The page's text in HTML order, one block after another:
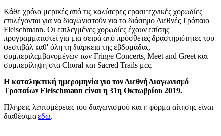
Κάθε χρόνο μερικές από τις καλύτερες ερασιτεχνικές χορωδίες
επιλέγονται για να διαγωνιστούν για το διάσημο Διεθνές Τρόπαιο
Fleischmann. Οι επιλεγμένες χορωδίες έχουν επίσης
προγραμματιστεί για μια σειρά από πρόσθετες δραστηριότητες του
φεστιβάλ καθ' όλη τη διάρκεια της εβδομάδας,
συμπεριλαμβανομένων των Fringe Concerts, Meet and Greet και
συμπερίληψη στα Choral και Sacred Trails μας.
Η καταληκτική ημερομηνία για τον Διεθνή Διαγωνισμό
Τροπαίων Fleischmann είναι η 31η Οκτωβρίου 2019.
Πλήρεις λεπτομέρειες του διαγωνισμού και η φόρμα αίτησης είναι
διαθέσιμα εδώ.